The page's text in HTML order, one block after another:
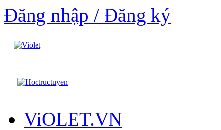
Đăng nhập / Đăng ký
ViOLET.VN